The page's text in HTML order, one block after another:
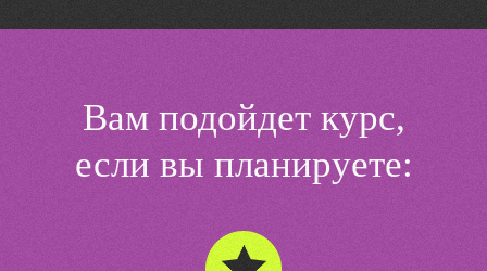
Вам подойдет курс,
если вы планируете: